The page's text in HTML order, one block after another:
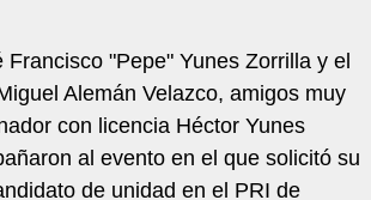
Francisco "Pepe" Yunes Zorrilla y el
Alemán Velazco, amigos muy
con licencia Héctor Yunes
al evento en el que solicitó su
de unidad en el PRI de